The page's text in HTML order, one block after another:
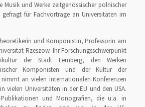
Musik und Werke zeitgenössischer polnischer
für Fachvorträge an Universitäten im
und Komponistin, Professorin am
Rzeszow. Ihr Forschungsschwerpunkt
der Stadt Lemberg, den Werken
Komponisten und der Kultur der
nimmt an vielen internationalen Konferenzen
vielen Universitäten in der EU und den USA.
und Monografien, die u.a. in